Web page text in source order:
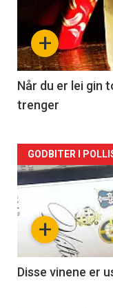
nå
-
2
+
Når du er lei gin
trenger
Forsiden
akkurat
nå
3
+
GODBITER I
Disse vinene er